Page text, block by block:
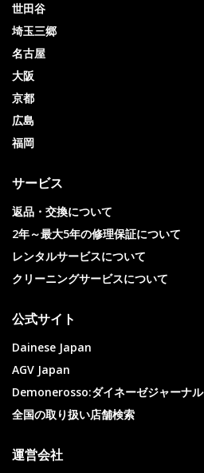
世田谷
埼玉三郷
名古屋
大阪
京都
広島
福岡
サービス
返品・交換について
2年～最大5年の修理保証について
レンタルサービスについて
クリーニングサービスについて
公式サイト
Dainese Japan
AGV Japan
Demonerosso:ダイネーゼジャーナル
全国の取り扱い店舗検索
運営会社